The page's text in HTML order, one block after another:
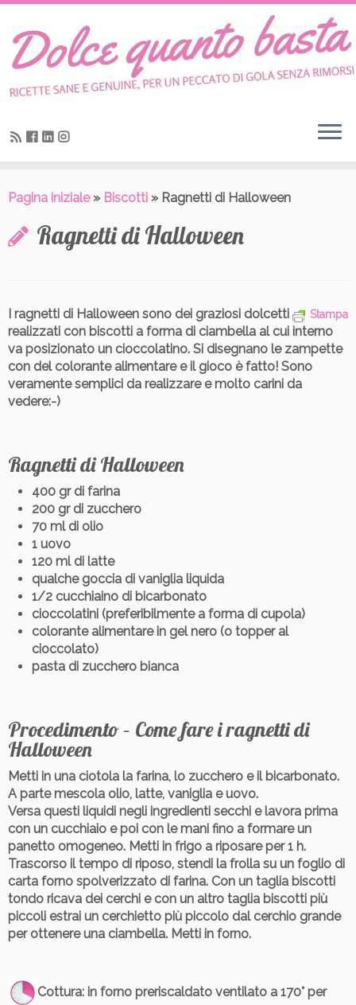
Skip
content
Pagina iniziale » Biscotti » Ragnetti di Halloween
Ragnetti di Halloween
Stampa
I ragnetti di Halloween sono dei graziosi dolcetti
realizzati con biscotti a forma di ciambella al cui interno
va posizionato un cioccolatino. Si disegnano le zampette
con del colorante alimentare e il gioco è fatto! Sono
veramente semplici da realizzare e molto carini da
vedere:-)
Ragnetti di Halloween
400 gr di farina
200 gr di zucchero
70 ml di olio
1 uovo
120 ml di latte
qualche goccia di vaniglia liquida
1/2 cucchiaino di bicarbonato
cioccolatini (preferibilmente a forma di cupola)
colorante alimentare in gel nero (o topper al
cioccolato)
pasta di zucchero bianca
Procedimento – Come fare i ragnetti di
Halloween
Metti in una ciotola la farina, lo zucchero e il bicarbonato.
A parte mescola olio, latte, vaniglia e uovo.
Versa questi liquidi negli ingredienti secchi e lavora prima
con un cucchiaio e poi con le mani fino a formare un
panetto omogeneo. Metti in frigo a riposare per 1 h.
Trascorso il tempo di riposo, stendi la frolla su un foglio di
carta forno spolverizzato di farina. Con un taglia biscotti
tondo ricava dei cerchi e con un altro taglia biscotti più
piccoli estrai un cerchietto più piccolo dal cerchio grande
per ottenere una ciambella. Metti in forno.
Cottura: in forno preriscaldato ventilato a 170° per